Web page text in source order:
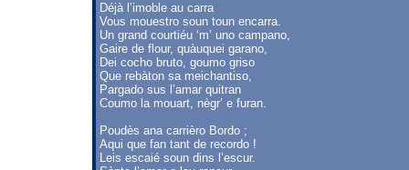
Déjà l’imoble au carra
Vous mouestro soun toun encarra.
Un grand courtiéu ‘m’ uno campano,
Gaire de flour, quàuquei garano,
Dei cocho bruto, goumo griso
Que rebàton sa meichantiso,
Pargado sus l’amar quitran
Coumo la mouart, nègr’ e furan.
Poudès ana carrièro Bordo ;
Aqui que fan tant de recordo !
Leis escaié soun dins l’escur.